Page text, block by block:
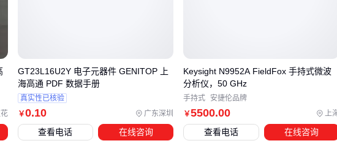
足。
加注前需确保润滑系统清洁无残留，旧润滑脂与NBU15混合可
杂质，建议选择中性配方且无腐蚀性的型号，避免损伤精密轴
承表面。
￥0.10 广东深圳
GT23L16U2Y 电子元器件 GENITOP 上
海高通 PDF 数据手册
真实性已核验
查看电话 在线咨询
￥5500.00 上
Keysight N9952A FieldFox 手持式微波
分析仪，50 GHz
手持式 安捷伦品牌
查看电话 在线咨询